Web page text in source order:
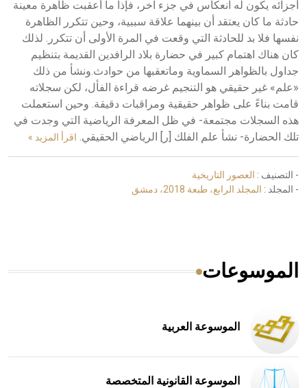
أجزائه يكون له انعكاس في جزء آخر، فإذا ما أعقبت ظاهرة معينة
حادثة ما كان يعتقد أن بينهما علاقة سببية، وحين تتكرر الظاهرة
نفسها فلا بد للحادثة التي وقعت في المرة الأولى أن تتكرر. لذلك
كان هناك اهتمام كبير في حضارة بلاد الرافدين القديمة بتنظيم
جداول بالظواهر السماوية وماتعقبها من حوادث.ونشأ من ذلك
«علم» غير حقيقي هو التنجيم غرضه قراءة الفأل، لكن سجلاته
قامت بناءً على ظواهر حقيقية ومراقبات دقيقة. وحين استعملت
هذه السجلات مجتمعة- في ظل المعرفة الرياضية التي وجدت في
تلك الحضارة- نشأ علم الفلك [ر] الرياضي الحقيقي. اقرأ المزيد »
- التصنيف : العصور التاريخية
- المجلد : المجلد الرابع، طبعة 2018، دمشق
الموسوعات
الموسوعة العربية
الموسوعة القانونية المتخصصة